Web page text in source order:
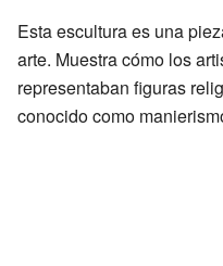
Esta escultura es una
arte. Muestra cómo los
representaban figuras
conocido como